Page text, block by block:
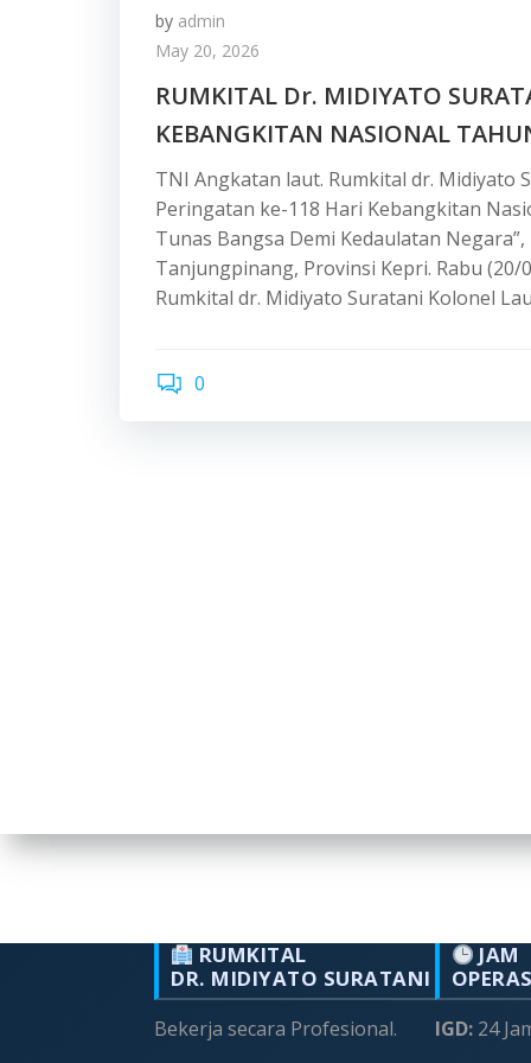
by admin
May 20, 2026
RUMKITAL Dr. MIDIYATO
KEBANGKITAN NASIONAL
TNI Angkatan laut. Rumkital dr. Midiyato
Peringatan ke-118 Hari Kebangkitan
Tunas Bangsa Demi Kedaulatan
Tanjungpinang, Provinsi Kepri. Rabu
Rumkital dr. Midiyato Suratani Kolonel
0
RUMKITAL
DR. MIDIYATO SURATANI
Bekerja secara Profesional.
JAM
IGD:24